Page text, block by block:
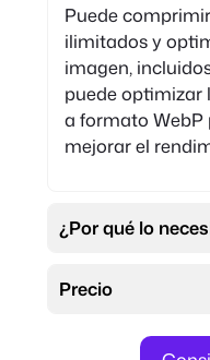
Puede
ilimitados y
imagen,
puede optimizar
a formato WebP
mejorar el
¿Por qué lo
Precio